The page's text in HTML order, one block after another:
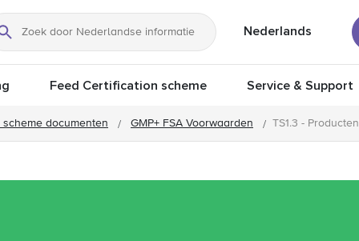
Zoeken
Nederlands
Feed Certification scheme Service & Support
scheme documenten GMP+ FSA Voorwaarden TS1.3 -